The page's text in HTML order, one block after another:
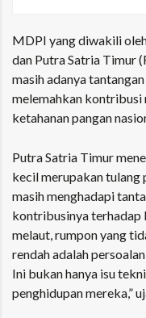
MDPI yang diwakili
dan Putra Satria Timur
masih adanya
melemahkan kontribusi
ketahanan pangan
Putra Satria Timur
kecil merupakan tulang
masih menghadapi
kontribusinya terhadap
melaut, rumpon yang
rendah adalah
Ini bukan hanya isu
penghidupan mereka,”